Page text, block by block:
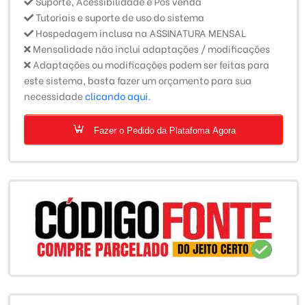
Tutoriais e suporte de uso do sistema
Hospedagem inclusa na ASSINATURA MENSAL
Mensalidade não inclui adaptações / modificações
Adaptações ou modificações podem ser feitas para
este sistema, basta fazer um orçamento para sua
necessidadeclicando aqui.
Fazer o Pedido da Platafoma Agora